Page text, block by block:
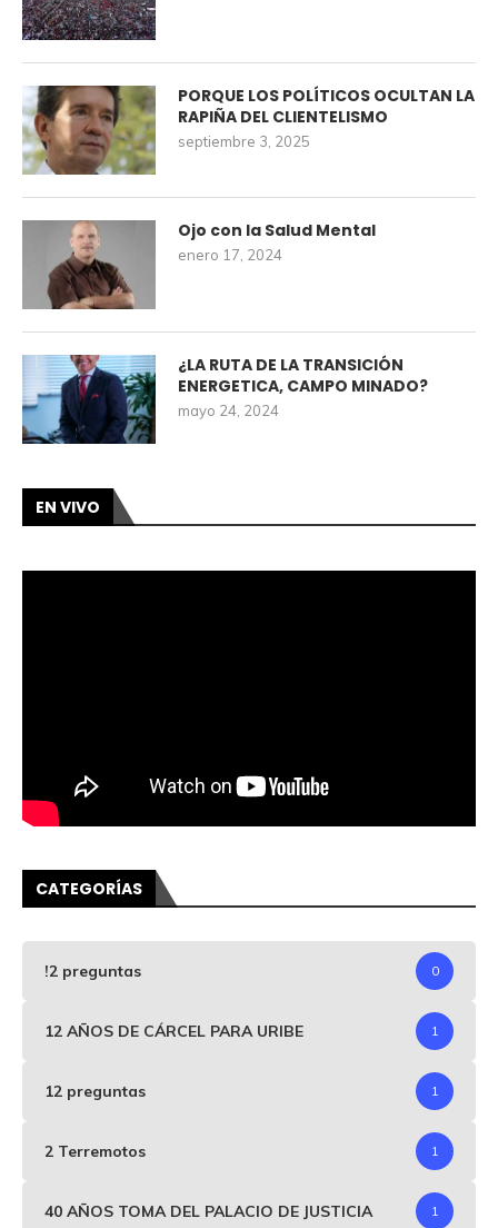
PORQUE LOS POLÍTICOS OCULTAN LA
RAPIÑA DEL CLIENTELISMO
septiembre 3, 2025
Ojo con la Salud Mental
enero 17, 2024
¿LA RUTA DE LA TRANSICIÓN
ENERGETICA, CAMPO MINADO?
mayo 24, 2024
EN VIVO
CATEGORÍAS
!2 preguntas 0
12 AÑOS DE CÁRCEL PARA URIBE 1
12 preguntas 1
2 Terremotos 1
40 AÑOS TOMA DEL PALACIO DE JUSTICIA 1